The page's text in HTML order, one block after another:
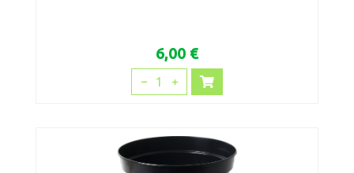
6,00 €
1